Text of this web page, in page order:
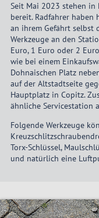
Seit Mai 2023 stehen in
bereit. Radfahrer
an ihrem Gefährt selbst
Werkzeuge an den
Euro, 1 Euro oder 2
wie bei einem
Dohnaischen Platz
auf der Altstadtseite
Hauptplatz in Copitz.
ähnliche Servicestation
Folgende Werkzeuge
Torx-Schlüssel,
und natürlich eine